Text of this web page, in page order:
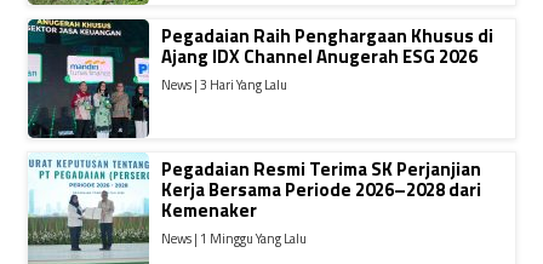
Pegadaian Raih Penghargaan Khusus di
Ajang IDX Channel Anugerah ESG 2026
News | 3 Hari Yang Lalu
Pegadaian Resmi Terima SK Perjanjian
Kerja Bersama Periode 2026–2028 dari
Kemenaker
News | 1 Minggu Yang Lalu